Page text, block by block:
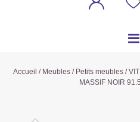
Accueil / Meubles/ Petits meubles/
MASSIF NOIR